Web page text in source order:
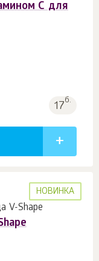
С для
17б.
НОВИНКА